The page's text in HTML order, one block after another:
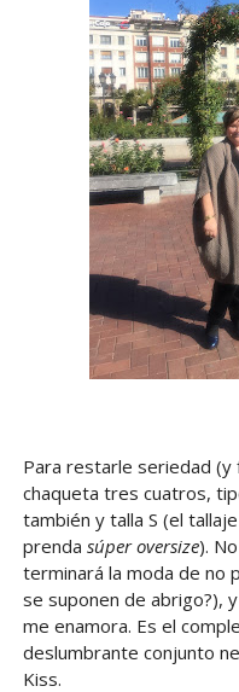
Para restarle seriedad
chaqueta tres cuatros,
también y talla S (el
prenda súper oversize).
terminará la moda de no
se suponen de abrigo?),
me enamora. Es el
deslumbrante conjunto
Kiss.